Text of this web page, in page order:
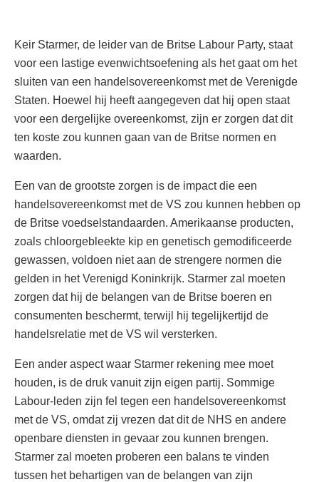
Keir Starmer, de leider van de Britse Labour Party, staat
voor een lastige evenwichtsoefening als het gaat om het
sluiten van een handelsovereenkomst met de Verenigde
Staten. Hoewel hij heeft aangegeven dat hij open staat
voor een dergelijke overeenkomst, zijn er zorgen dat dit
ten koste zou kunnen gaan van de Britse normen en
waarden.
Een van de grootste zorgen is de impact die een
handelsovereenkomst met de VS zou kunnen hebben op
de Britse voedselstandaarden. Amerikaanse producten,
zoals chloorgebleekte kip en genetisch gemodificeerde
gewassen, voldoen niet aan de strengere normen die
gelden in het Verenigd Koninkrijk. Starmer zal moeten
zorgen dat hij de belangen van de Britse boeren en
consumenten beschermt, terwijl hij tegelijkertijd de
handelsrelatie met de VS wil versterken.
Een ander aspect waar Starmer rekening mee moet
houden, is de druk vanuit zijn eigen partij. Sommige
Labour-leden zijn fel tegen een handelsovereenkomst
met de VS, omdat zij vrezen dat dit de NHS en andere
openbare diensten in gevaar zou kunnen brengen.
Starmer zal moeten proberen een balans te vinden
tussen het behartigen van de belangen van zijn